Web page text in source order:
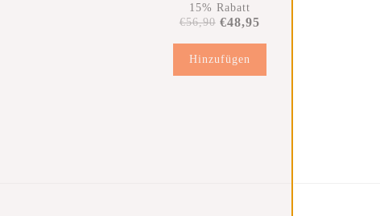
15% Rabatt
€56,90 €48,95
Hinzufügen